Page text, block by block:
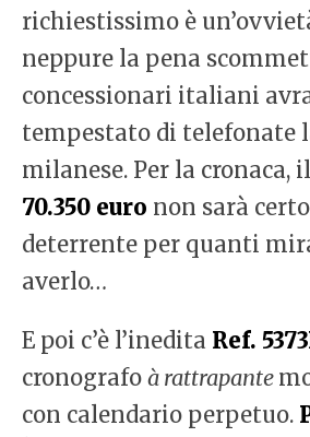
richiestissimo è
neppure la pena
concessionari italiani
tempestato di telefonate
milanese. Per la cronaca,
70.350 euro non sarà
deterrente per quanti
averlo…
E poi c’è l’inedita Ref.
cronografo à rattrapante
con calendario perpetuo.